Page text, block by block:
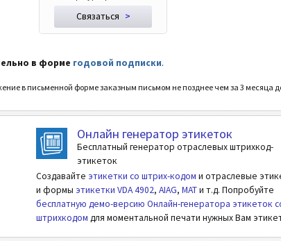
Связаться >
в форме годовой подписки.
в письменной форме заказным письмом не позднее чем за 3 месяца
Онлайн генератор этикеток
Бесплатный генератор отраслевых штрихкод-
этикеток
Создавайте этикетки со штрих-кодом и отраслевые
и формы этикетки VDA 4902, AIAG, MATи т.д. Попробуйте
бесплатную демо-версию Онлайн-генератора этикеток
штрихкодом для моментальной печати нужных Вам